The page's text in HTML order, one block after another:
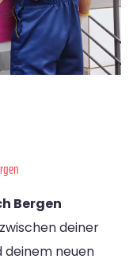
Bergen
deiner
deinem neuen